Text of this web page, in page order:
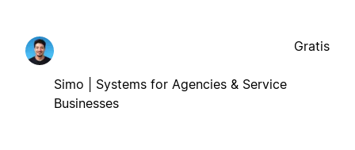
Simo | Systems for Agencies & Service
Businesses
Gratis